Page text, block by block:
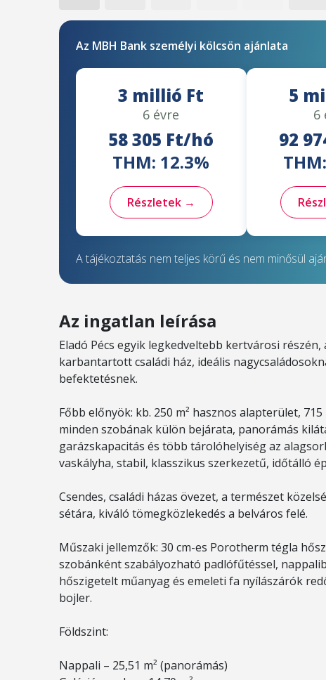
Az MBH Bank személyi kölcsön ajánlata
3 millió Ft
6 évre
58 305 Ft/hó
THM: 12.3%
Részletek →
5
6
92
A tájékoztatás nem teljes körű és nem minősül
Az ingatlan leírása
Eladó Pécs egyik legkedveltebb kertvárosi
karbantartott családi ház, ideális
befektetésnek.
Főbb előnyök: kb. 250 m² hasznos alapterület,
minden szobának külön bejárata, panorámás
garázskapacitás és több tárolóhelyiség az
vaskályha, stabil, klasszikus szerkezetű, időtálló
Csendes, családi házas övezet, a természet
sétára, kiváló tömegközlekedés a belváros felé.
Műszaki jellemzők: 30 cm-es Porotherm tégla
szobánként szabályozható padlófűtéssel,
hőszigetelt műanyag és emeleti fa nyílászárók
bojler.
Földszint:
Nappali – 25,51 m² (panorámás)